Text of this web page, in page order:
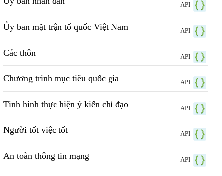
API
Ủy ban mặt trận tổ quốc Việt Nam API
Các thôn API
Chương trình mục tiêu quốc gia API
Tình hình thực hiện ý kiến chỉ đạo API
Người tốt việc tốt API
An toàn thông tin mạng API